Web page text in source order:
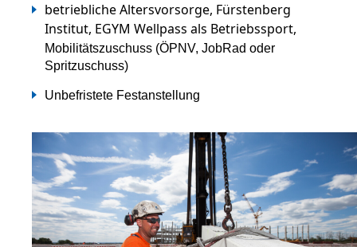
betriebliche Altersvorsorge, Fürstenberg
Institut, EGYM Wellpass als Betriebssport,
Mobilitätszuschuss (ÖPNV, JobRad oder
Spritzuschuss)
Unbefristete Festanstellung